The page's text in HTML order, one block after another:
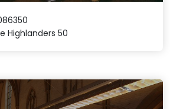
Highlanders 50